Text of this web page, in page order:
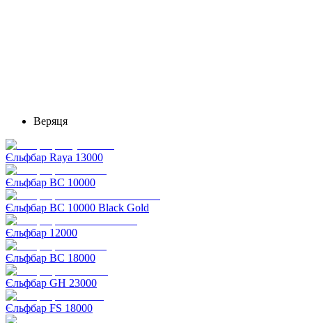
Веряця
Єльфбар Raya 13000
Єльфбар BC 10000
Єльфбар BC 10000 Black Gold
Єльфбар 12000
Єльфбар BC 18000
Єльфбар GH 23000
Єльфбар FS 18000